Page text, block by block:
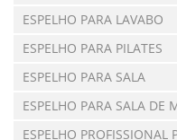
ESPELHO PARA LAVABO
ESPELHO PARA PILATES
ESPELHO PARA SALA
ESPELHO PARA SALA DE
ESPELHO PROFISSIONAL